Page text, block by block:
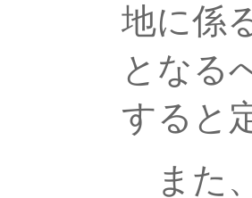
地に係
となる
すると
また